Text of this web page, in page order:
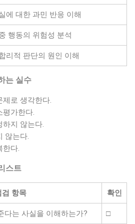
에 대한 과민 반응 이해
행동의 위험성 분석
리적 판단의 원인 이해
는 실수
제로 생각한다.
평가한다.
하지 않는다.
않는다.
한다.
스트
검 항목 확인
다는 사실을 이해하는가? □